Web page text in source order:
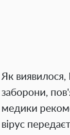
Як виявилося,
заборони,
медики
вірус